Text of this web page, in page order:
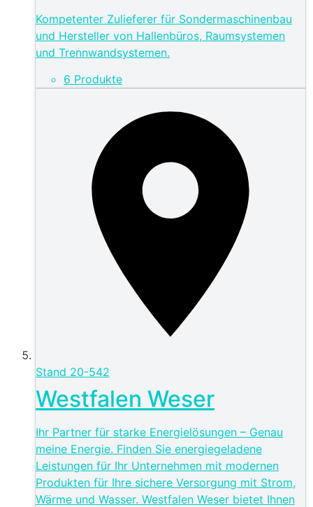
Kompetenter Zulieferer für Sondermaschinenbau
und Hersteller von Hallenbüros, Raumsystemen
und Trennwandsystemen.
6 Produkte
Stand 20-542
Westfalen Weser
Ihr Partner für starke Energielösungen – Genau
meine Energie. Finden Sie energiegeladene
Leistungen für Ihr Unternehmen mit modernen
Produkten für Ihre sichere Versorgung mit Strom,
Wärme und Wasser. Westfalen Weser bietet Ihnen